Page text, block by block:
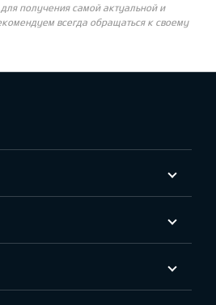
получения самой актуальной и
всегда обращаться к своему